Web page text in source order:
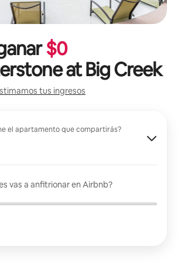
$0
at Big Creek
tus ingresos
el apartamento que compartirás?
vas a anfitrionar en Airbnb?